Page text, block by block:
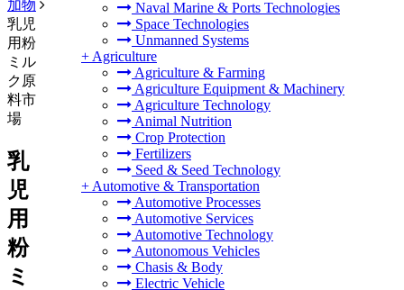
Naval Marine & Ports Technologies
Space Technologies
Unmanned Systems
+ Agriculture
Agriculture & Farming
Agriculture Equipment & Machinery
Agriculture Technology
Animal Nutrition
Crop Protection
Fertilizers
Seed & Seed Technology
+ Automotive & Transportation
Automotive Processes
Automotive Services
Automotive Technology
Autonomous Vehicles
Chasis & Body
Electric Vehicle
加物
乳児
用粉
ミル
ク原
料市
場
乳
児
用
粉
ミ